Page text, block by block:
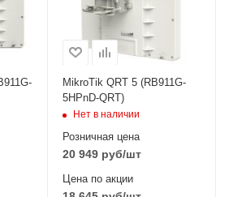
Wi-Fi интерфейсы
5 ГГц 802.11a/n
MIMO2x2
MikroTik QRT 5 (RB911G-
5HPnD-QRT)
Нет в наличии
Розничная цена
20 949руб/шт
Цена по акции